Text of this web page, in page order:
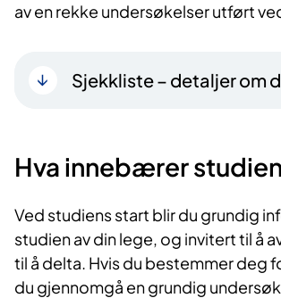
av en rekke undersøkelser utført
Sjekkliste – detaljer om
Hva innebærer
Ved studiens start blir du grundig
studien av din lege, og invitert til å
til å delta. Hvis du bestemmer deg
du gjennomgå en grundig